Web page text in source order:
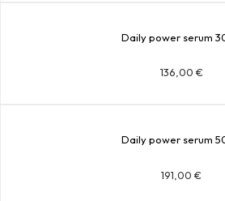
Daily power serum
136,00 €
Daily power serum
191,00 €